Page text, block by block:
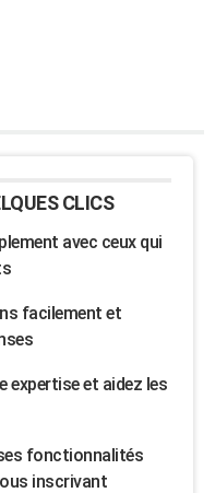
CLICS
avec ceux qui
facilement et
expertise et aidez les
fonctionnalités
inscrivant